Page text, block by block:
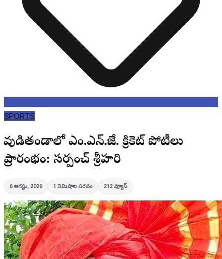
SPORTS
లావుడితండాలో ఎం.ఎన్.జే. క్రికెట్ పోటీలు
ప్రారంభం: సర్పంచ్ శ్రీహరి
6 ఆగస్టు, 2026 1 నిమిషాల పఠనం 212 వ్యూస్